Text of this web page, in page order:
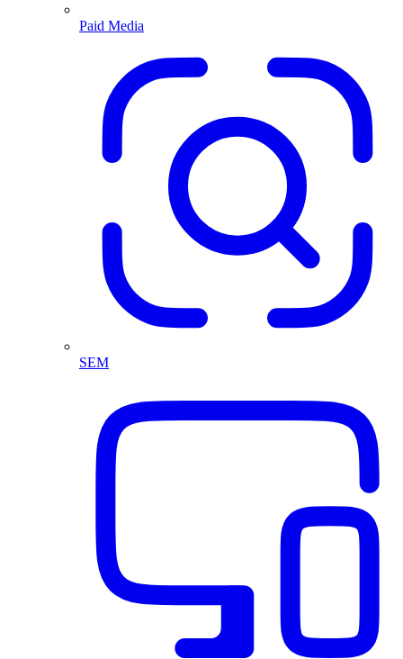
Paid Media
SEM